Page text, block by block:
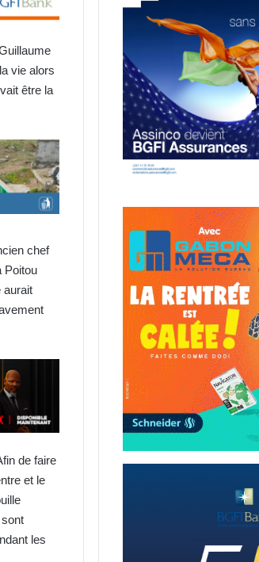
vie alors
être la
chef
Poitou
aurait
de faire
et le
les